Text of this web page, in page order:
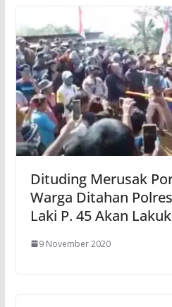
Dituding Merusak
Warga Ditahan
Laki P. 45 Akan
9 November 2020